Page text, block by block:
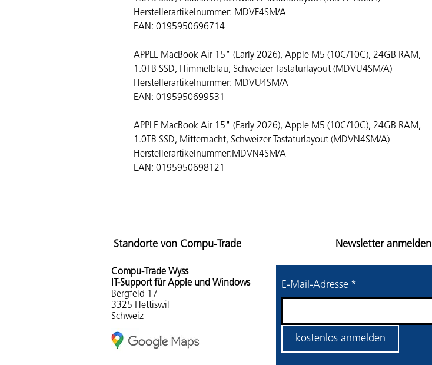
Herstellerartikelnummer: MDVF4SM/A
EAN: 0195950696714
APPLE MacBook Air 15" (Early 2026), Apple M5 (10C/10C), 24GB RAM,
1.0TB SSD, Himmelblau, Schweizer Tastaturlayout (MDVU4SM/A)
Herstellerartikelnummer: MDVU4SM/A
EAN: 0195950699531
APPLE MacBook Air 15" (Early 2026), Apple M5 (10C/10C), 24GB RAM,
1.0TB SSD, Mitternacht, Schweizer Tastaturlayout (MDVN4SM/A)
Herstellerartikelnummer:MDVN4SM/A
EAN: 0195950698121
Standorte von Compu-Trade
Compu-Trade Wyss
IT-Support für Apple und Windows
Bergfeld 17
3325 Hettiswil
Schweiz
Newsletter anmelden
E-Mail-Adresse *
kostenlos anmelden